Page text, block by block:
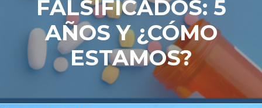
FALSIFICADOS: 5
AÑOS Y ¿CÓMO
ESTAMOS?